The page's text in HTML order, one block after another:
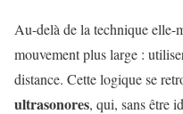
Au-delà de la technique elle-
mouvement plus large :
distance. Cette logique se
ultrasonores, qui, sans être